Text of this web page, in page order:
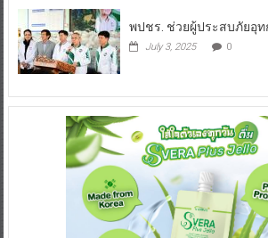
พปชร. ช่วยผู้ประสบภัยอุท
July 3, 2025 0